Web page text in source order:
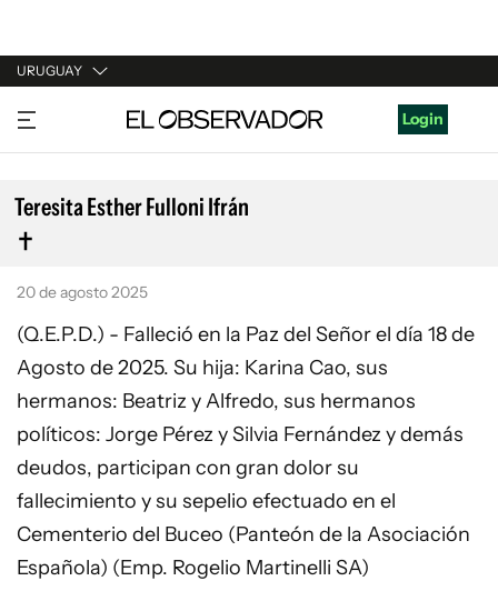
URUGUAY
URUGUAY
ARGENTINA
ESPAÑA
ESTADOS UNIDOS
Login
Teresita Esther Fulloni Ifrán
20 de agosto 2025
(Q.E.P.D.) - Falleció en la Paz del Señor el día 18 de
Agosto de 2025. Su hija: Karina Cao, sus
hermanos: Beatriz y Alfredo, sus hermanos
políticos: Jorge Pérez y Silvia Fernández y demás
deudos, participan con gran dolor su
fallecimiento y su sepelio efectuado en el
Cementerio del Buceo (Panteón de la Asociación
Española) (Emp. Rogelio Martinelli SA)